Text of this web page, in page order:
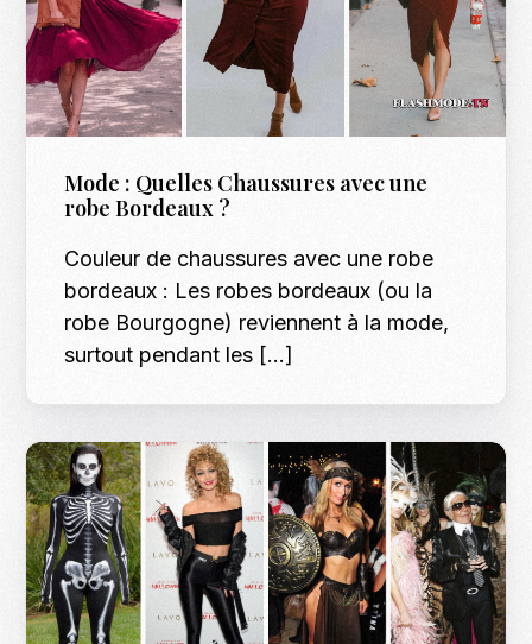
Mode : Quelles Chaussures avec une
robe Bordeaux ?
Couleur de chaussures avec une robe
bordeaux : Les robes bordeaux (ou la
robe Bourgogne) reviennent à la mode,
surtout pendant les […]